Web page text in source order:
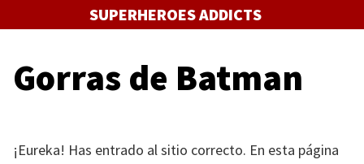
al
SUPERHEROES ADDICTS
Gorras de Batman
¡Eureka! Has entrado al sitio correcto. En esta página